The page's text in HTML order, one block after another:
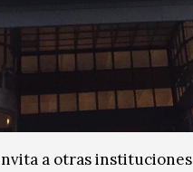
a otras